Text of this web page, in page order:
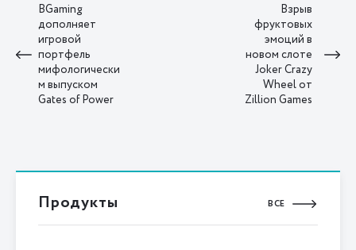
BGaming
дополняет
игровой
портфель
мифологически
м выпуском
Gates of Power
Взрыв
фруктовых
эмоций в
новом слоте
Joker Crazy
Wheel от
Zillion Games
Продукты ВСЕ